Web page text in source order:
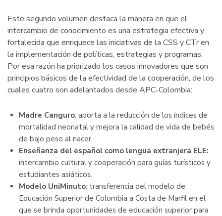
Este segundo volumen destaca la manera en que el
intercambio de conocimiento es una estrategia efectiva y
fortalecida que enriquece las iniciativas de la CSS y CTr en
la implementación de políticas, estrategias y programas.
Por esa razón ha priorizado los casos innovadores que son
principios básicos de la efectividad de la cooperación, de los
cuales cuatro son adelantados desde APC-Colombia:
Madre Canguro: aporta a la reducción de los índices de
mortalidad neonatal y mejora la calidad de vida de bebés
de bajo peso al nacer.
Enseñanza del español como lengua extranjera ELE:
intercambio cultural y cooperación para guías turísticos y
estudiantes asiáticos.
Modelo UniMinuto: transferencia del modelo de
Educación Superior de Colombia a Costa de Marfil en el
que se brinda oportunidades de educación superior para